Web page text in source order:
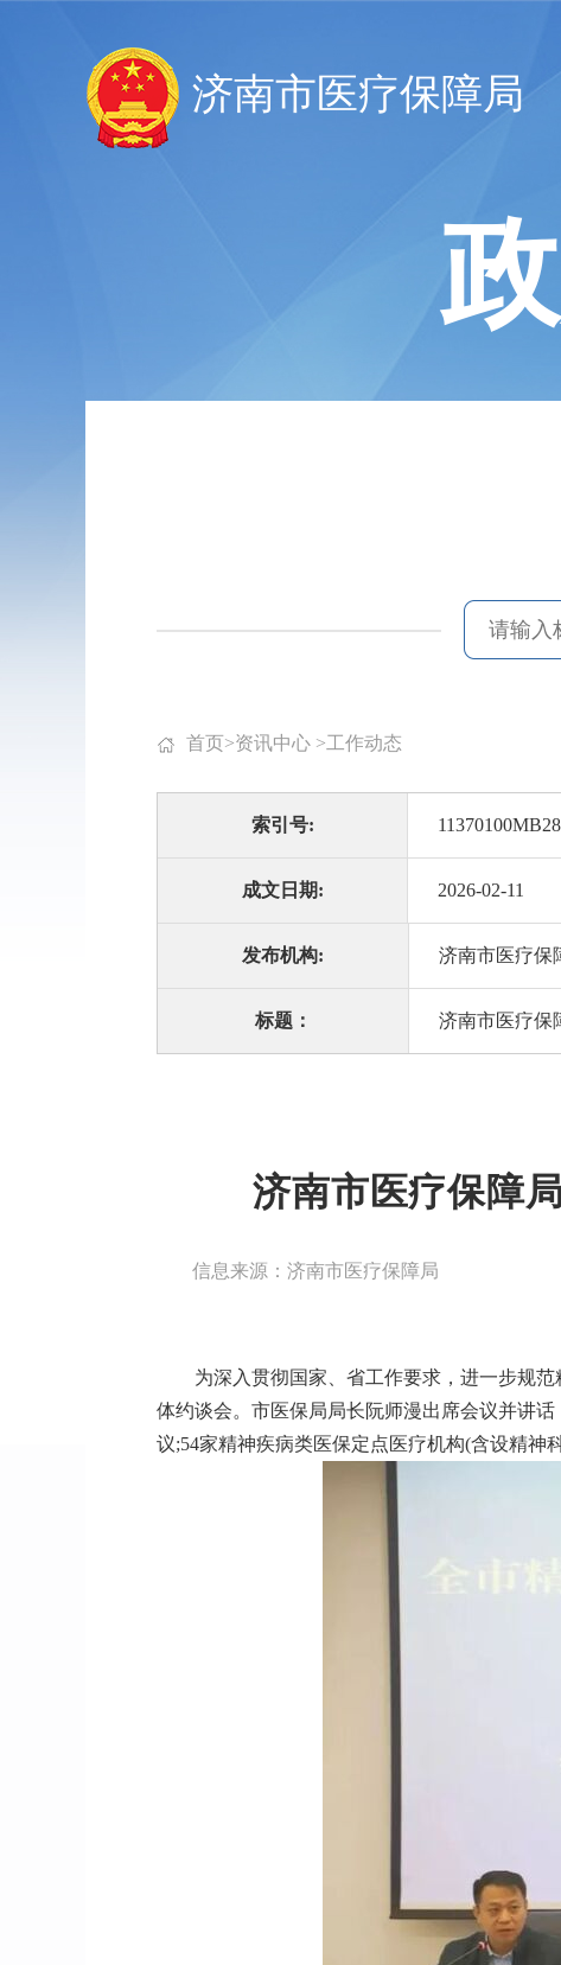
济南市医疗保障局
首页>资讯中心 >工作动态
索引号:
成文日期: 2026-02-11
发布机构: 济南市医疗保
标题： 济南市医疗保
济南市医疗保障
信息来源：济南市医疗保障局
为深入贯彻国家、省工作要求，进一步规
体约谈会。市医保局局长阮师漫出席会议并讲
议;54家精神疾病类医保定点医疗机构(含设精神